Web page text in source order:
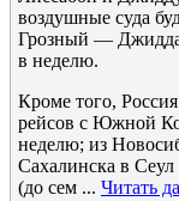
воздушные суда
Грозный —
в неделю.
Кроме того,
рейсов с Южной
неделю; из
Сахалинска в
(до сем ... Читать